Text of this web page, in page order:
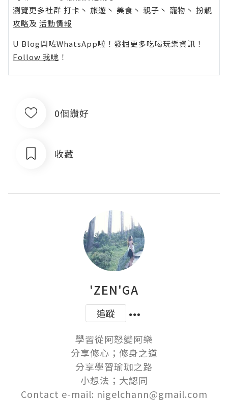
瀏覽更多社群 打卡 丶 旅遊 丶 美食 丶 親子 丶 寵物 丶 扮靚
攻略及 活動情報
U Blog開咗WhatsApp啦！發掘更多吃喝玩樂資訊！
Follow 我哋 ！
0個讚好
收藏
'ZEN'GA
追蹤
學習從阿怒變阿樂
分享修心；修身之道
分享學習瑜珈之路
小想法；大認同
Contact e-mail: nigelchann@gmail.com